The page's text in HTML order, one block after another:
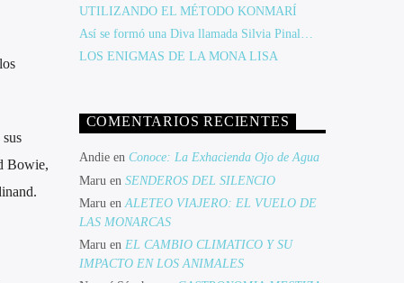
Bowie,
UTILIZANDO EL MÉTODO KONMARÍ
Así se formó una Diva llamada Silvia Pinal…
LOS ENIGMAS DE LA MONA LISA
COMENTARIOS RECIENTES
Andieen Conoce: La Exhacienda Ojo de Agua
Maru en SENDEROS DEL SILENCIO
Maru en ALETEO VIAJERO: EL VUELO DE
LAS MONARCAS
Maru en EL CAMBIO CLIMATICO Y SU
IMPACTO EN LOS ANIMALES